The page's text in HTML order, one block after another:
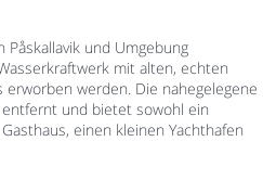
und Umgebung
mit alten, echten
erworben werden. Die nahegelegene
und bietet sowohl ein
einen kleinen Yachthafen